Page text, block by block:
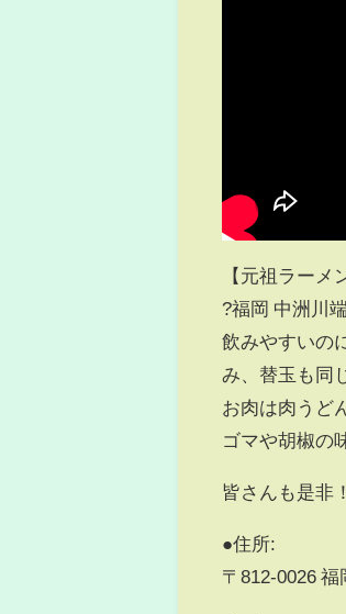
【元祖ラーメ
?福岡 中洲川
飲みやすいの
み、替玉も同
お肉は肉うど
ゴマや胡椒の
皆さんも是非！
●住所:
〒812-0026